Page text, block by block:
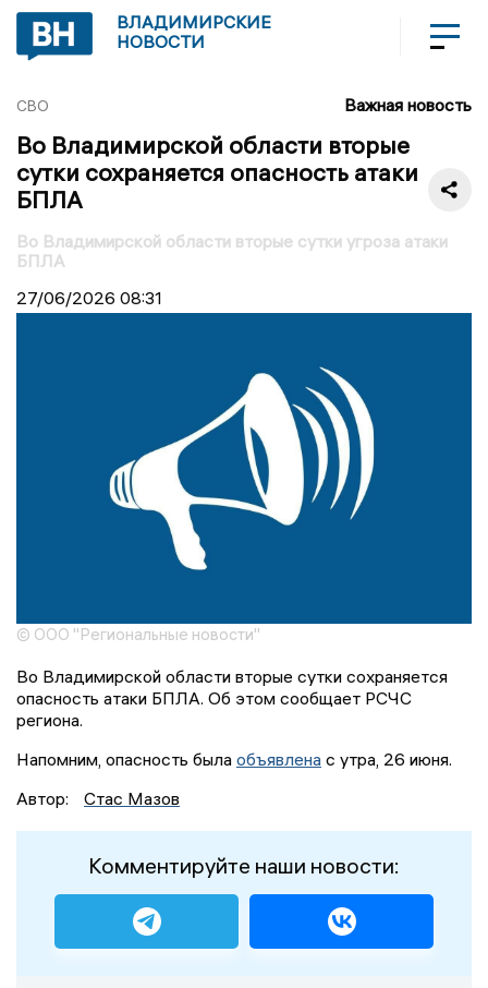
ВЛАДИМИРСКИЕ
НОВОСТИ
СВО Важная новость
Во Владимирской области вторые
сутки сохраняется опасность атаки
БПЛА
Во Владимирской области вторые сутки угроза атаки
БПЛА
27/06/2026 08:31
© ООО "Региональные новости"
Во Владимирской области вторые сутки сохраняется
опасность атаки БПЛА. Об этом сообщает РСЧС
региона.
Напомним, опасность была объявлена с утра, 26 июня.
Автор:
Стас Мазов
Комментируйте наши новости: